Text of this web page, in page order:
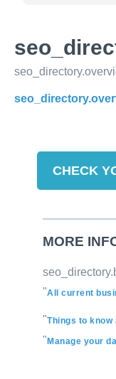
CHECK
MORE
"All current
"Things to know
" Manage your